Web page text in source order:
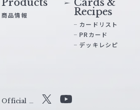
Products
商品情報
Cards &
Recipes
カードリスト
PRカード
デッキレシピ
Official